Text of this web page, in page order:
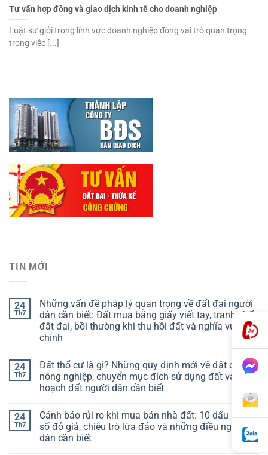
Tư vấn hợp đồng và giao dịch kinh tế cho doanh nghiệp
Luật sư giỏi trong lĩnh vực doanh nghiệp đóng vai trò quan trọng
trong việc [...]
TIN MỚI
24
Th7
Những vấn đề pháp lý quan trọng về đất đai người
dân cần biết: Đất mua bằng giấy viết tay, tranh chấp
đất đai, bồi thường khi thu hồi đất và nghĩa vụ tài
chính
24
Th7
Đất thổ cư là gì? Những quy định mới về đất ở, đất
nông nghiệp, chuyển mục đích sử dụng đất và quy
hoạch đất người dân cần biết
24
Th7
Cảnh báo rủi ro khi mua bán nhà đất: 10 dấu hiệu
sổ đỏ giả, chiêu trò lừa đảo và những điều người
dân cần biết